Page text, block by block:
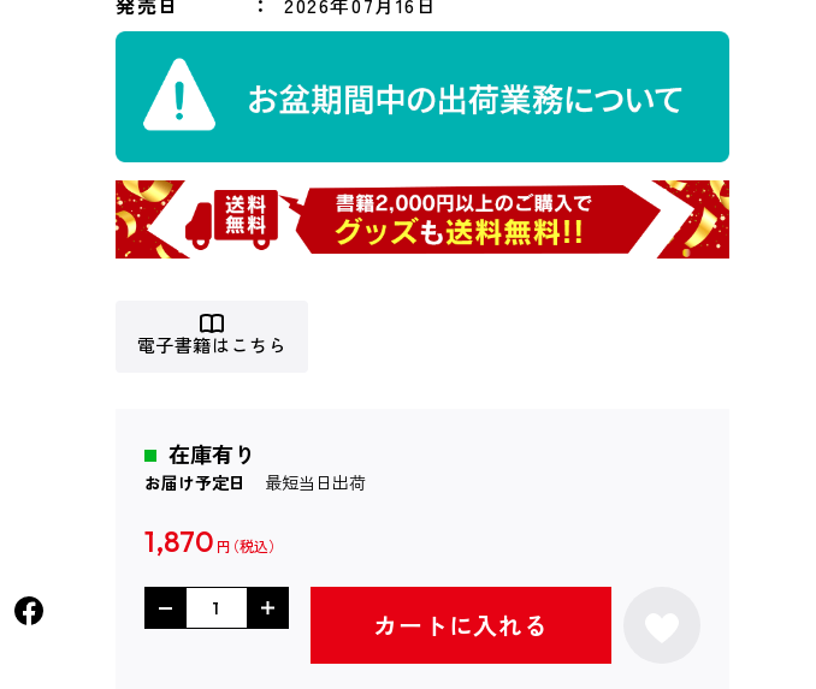
電子書籍はこちら
在庫有り
お届け予定日 最短当日出荷
1,870 円
カートに入れる